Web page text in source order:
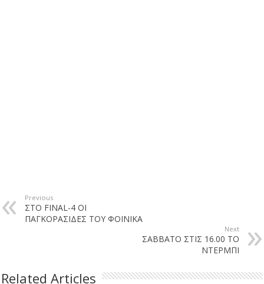
Previous
ΣΤΟ FINAL-4 ΟΙ
ΠΑΓΚΟΡΑΣΙΔΕΣ ΤΟΥ ΦΟΙΝΙΚΑ
Next
ΣΑΒΒΑΤΟ ΣΤΙΣ 16.00 ΤΟ
ΝΤΕΡΜΠΙ
Related Articles